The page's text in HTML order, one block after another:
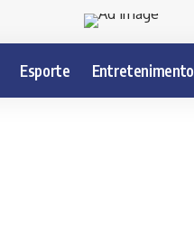
Esporte Entretenimento